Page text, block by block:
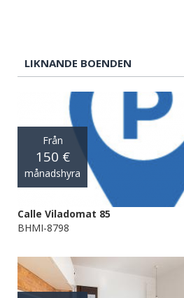
LIKNANDE BOENDEN
Från
150 €
månadshyra
Calle Viladomat 85
BHMI-8798